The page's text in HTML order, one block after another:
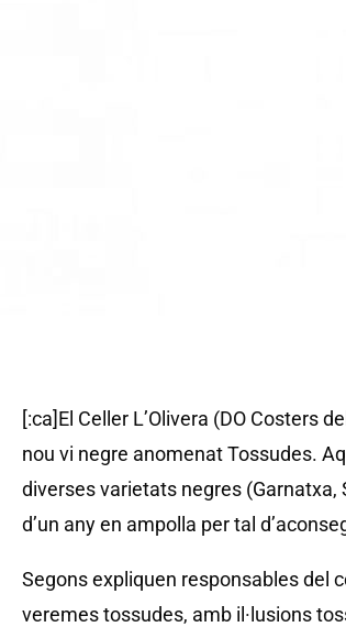
[:ca]El Celler L’Olivera (DO Costers
nou vi negre anomenat Tossudes.
diverses varietats negres
d’un any en ampolla per tal
Segons expliquen responsables del
veremes tossudes, amb il·lusions